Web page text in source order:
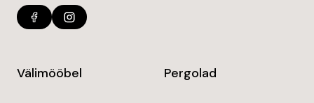
Välimööbel Pergolad